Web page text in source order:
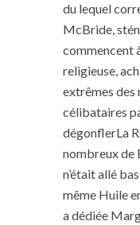
du lequel
McBride,
commencent
religieuse,
extrêmes des
célibataires
dégonflerLa
nombreux de
n’était allé
même Huile
a dédiée